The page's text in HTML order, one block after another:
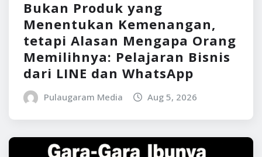
Bukan Produk yang
Menentukan Kemenangan,
tetapi Alasan Mengapa Orang
Memilihnya: Pelajaran Bisnis
dari LINE dan WhatsApp
Pulaugaram Media Aug 5, 2026